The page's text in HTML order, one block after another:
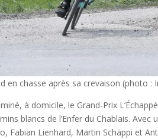
en chasse après sa crevaison (photo :
à domicile, le Grand-Prix
blancs de l’Enfer du Chablais.
Fabian Lienhard, Martin Schäppi et